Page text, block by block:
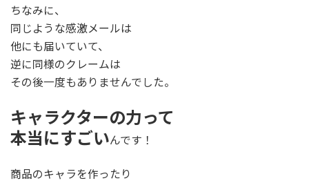
ちなみに、
同じような感激メールは
他にも届いていて、
逆に同様のクレームは
その後一度もありませんでした。
キャラクターの力って
本当にすごいんです！
商品のキャラを作ったり